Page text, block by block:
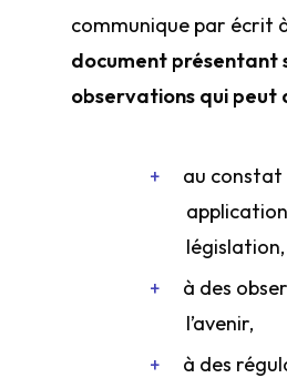
communique par écrit
document présentant
observations qui peut
au constat
législation,
à des
l’avenir,
à des